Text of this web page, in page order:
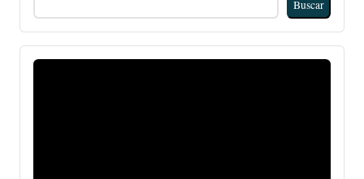
Buscar